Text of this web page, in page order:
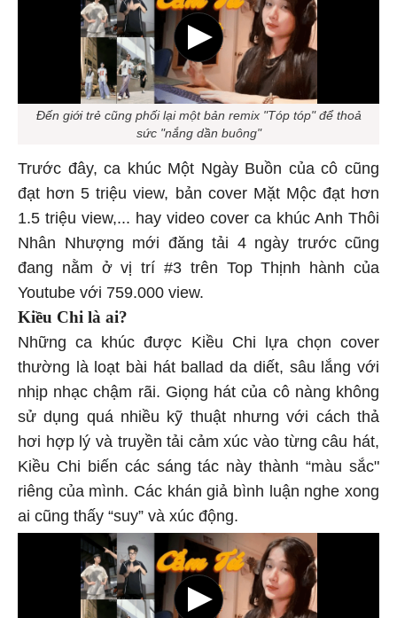
Đến giới trẻ cũng phối lại một bản remix "Tóp tóp" để thoả
sức "nắng dần buông"
Trước đây, ca khúc Một Ngày Buồn của cô cũng
đạt hơn 5 triệu view, bản cover Mặt Mộc đạt hơn
1.5 triệu view,... hay video cover ca khúc Anh Thôi
Nhân Nhượng mới đăng tải 4 ngày trước cũng
đang nằm ở vị trí #3 trên Top Thịnh hành của
Youtube với 759.000 view.
Kiều Chi là ai?
Những ca khúc được Kiều Chi lựa chọn cover
thường là loạt bài hát ballad da diết, sâu lắng với
nhịp nhạc chậm rãi. Giọng hát của cô nàng không
sử dụng quá nhiều kỹ thuật nhưng với cách thả
hơi hợp lý và truyền tải cảm xúc vào từng câu hát,
Kiều Chi biến các sáng tác này thành “màu sắc"
riêng của mình. Các khán giả bình luận nghe xong
ai cũng thấy “suy” và xúc động.